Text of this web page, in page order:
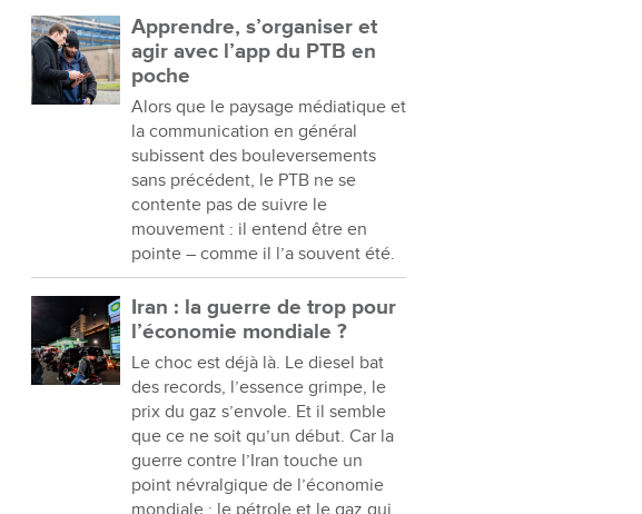
Apprendre, s’organiser et
agir avec l’app du PTB en
poche
Alors que le paysage médiatique et
la communication en général
subissent des bouleversements
sans précédent, le PTB ne se
contente pas de suivre le
mouvement : il entend être en
pointe – comme il l’a souvent été.
Iran : la guerre de trop pour
l’économie mondiale ?
Le choc est déjà là. Le diesel bat
des records, l’essence grimpe, le
prix du gaz s’envole. Et il semble
que ce ne soit qu’un début. Car la
guerre contre l’Iran touche un
point névralgique de l’économie